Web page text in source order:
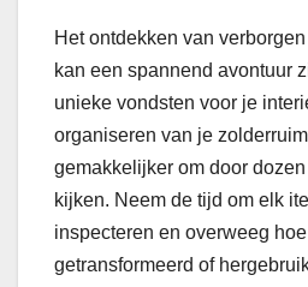
Het ontdekken van
kan een spannend avontuur
unieke vondsten voor je
organiseren van je
gemakkelijker om door
kijken. Neem de tijd om elk
inspecteren en overweeg
getransformeerd of